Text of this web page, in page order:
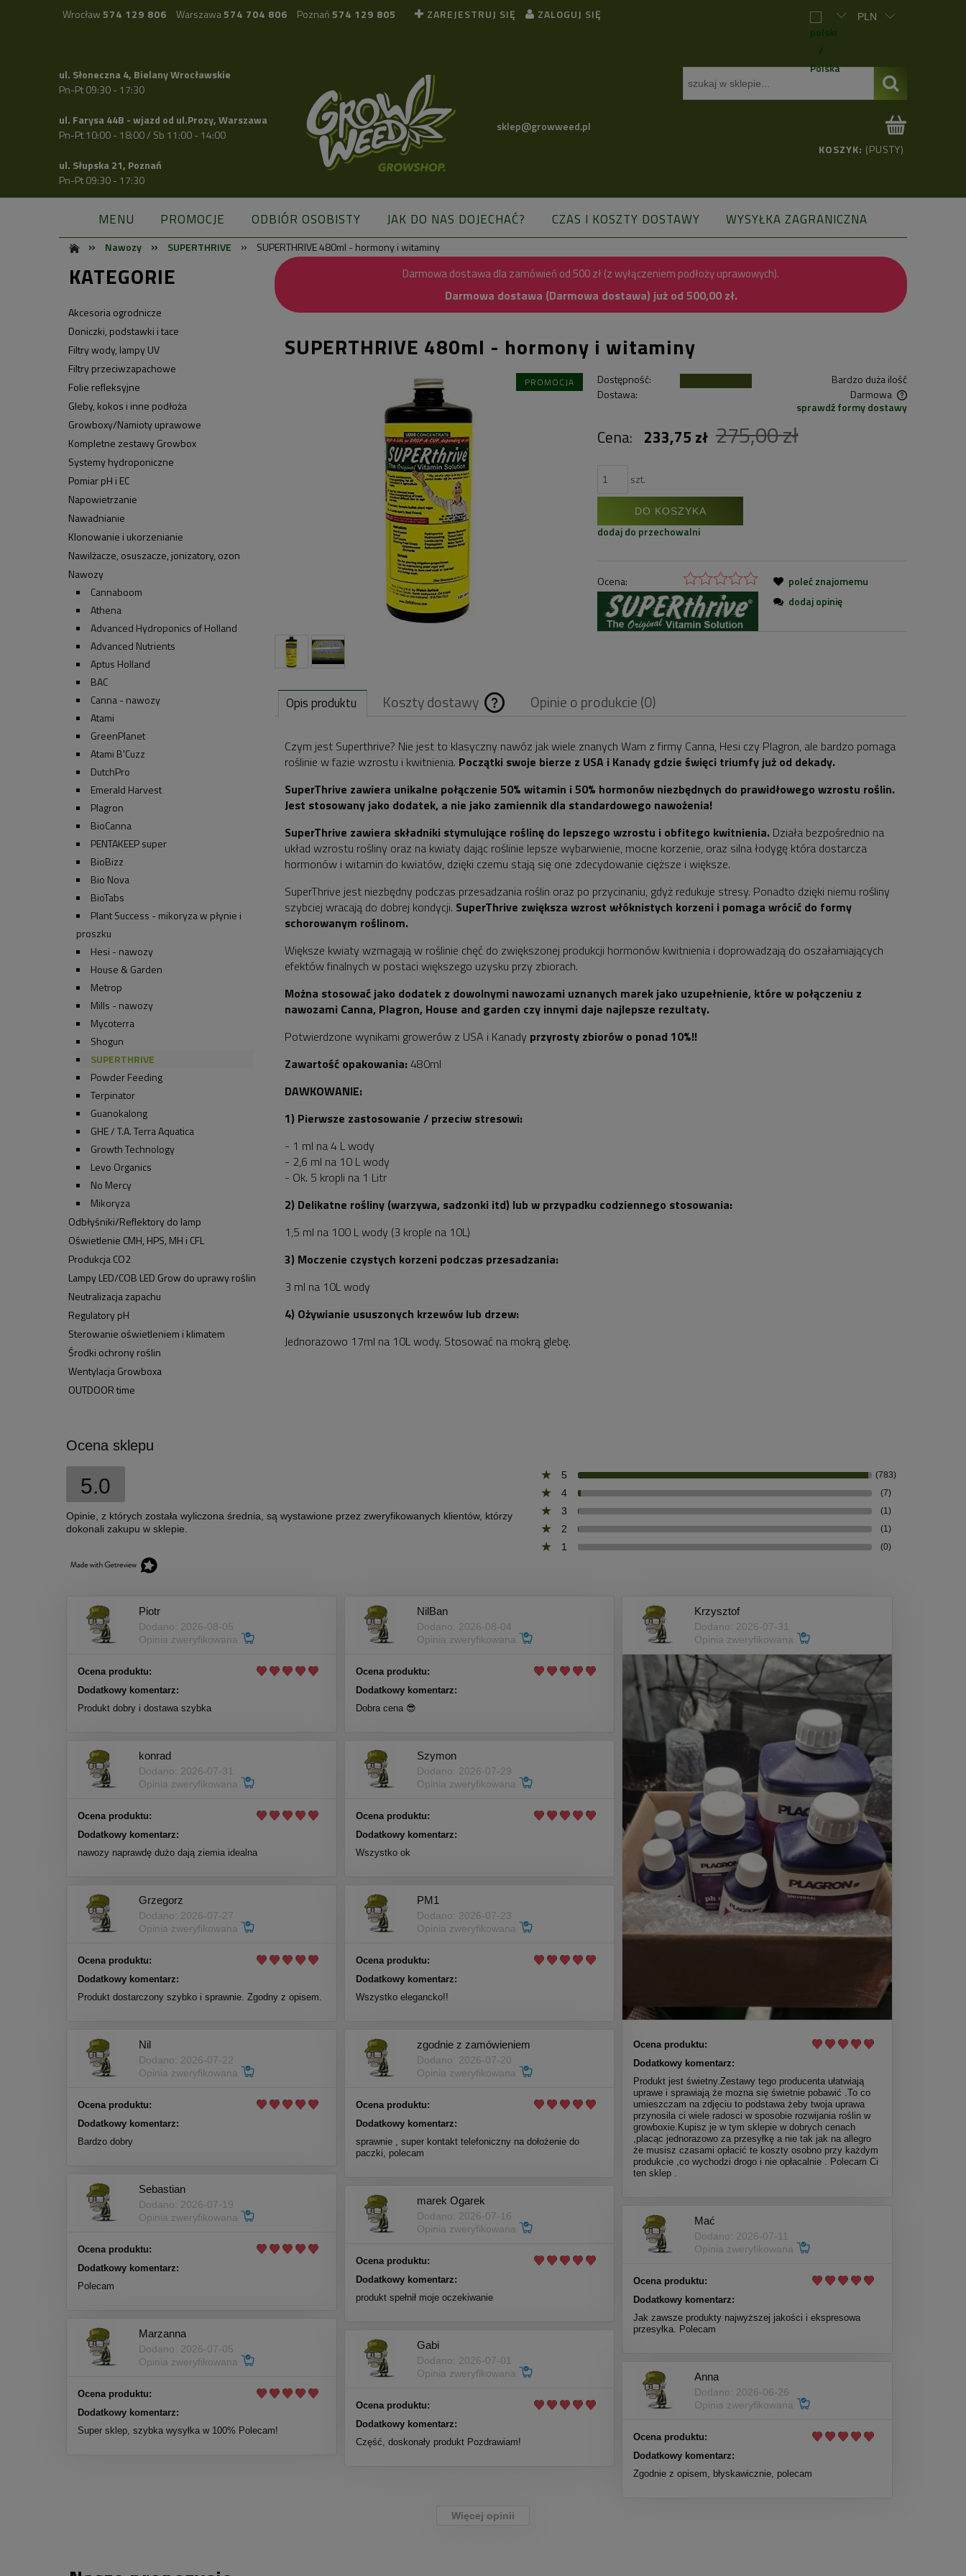
Wrocław 574 129 806 Warszawa574 704 806 Poznań 574 129 805 ZAREJESTRUJ SIĘ ZALOGUJ SIĘ
ul. Słoneczna 4, Bielany Wrocławskie
Pn-Pt 09:30 - 17:30
ul. Farysa 44B - wjazd od ul.Prozy, Warszawa
Pn-Pt 10:00 - 18:00 / Sb 11:00 - 14:00
ul. Słupska 21, Poznań
Pn-Pt 09:30 - 17:30
sklep@growweed.pl
KOSZYK: (PUSTY)
MENU PROMOCJE ODBIÓR OSOBISTY JAK DO NAS DOJECHAĆ? CZAS I KOSZTY DOSTAWY
WYSYŁKA ZAGRANICZNA
BLOG
» Nawozy » SUPERTHRIVE » SUPERTHRIVE 480ml - hormony i witaminy
KATEGORIE
Akcesoria ogrodnicze
Doniczki, podstawki i tace
Filtry wody, lampy UV
Filtry przeciwzapachowe
Folie refleksyjne
Gleby, kokos i inne podłoża
Growboxy/Namioty uprawowe
Kompletne zestawy Growbox
Systemy hydroponiczne
Pomiar pH i EC
Napowietrzanie
Nawadnianie
Klonowanie i ukorzenianie
Nawilżacze, osuszacze, jonizatory, ozon
Nawozy
Cannaboom
Athena
Advanced Hydroponics of Holland
Advanced Nutrients
Aptus Holland
BAC
Canna - nawozy
Atami
GreenPlanet
Atami B'Cuzz
DutchPro
Emerald Harvest
Plagron
BioCanna
PENTAKEEP super
BioBizz
Bio Nova
BioTabs
Plant Success - mikoryza w płynie i
proszku
Hesi - nawozy
House & Garden
Metrop
Mills - nawozy
Mycoterra
Shogun
SUPERTHRIVE
Powder Feeding
Terpinator
Guanokalong
GHE / T.A. Terra Aquatica
Growth Technology
Levo Organics
No Mercy
Mikoryza
Odbłyśniki/Reflektory do lamp
Oświetlenie CMH, HPS, MH i CFL
Produkcja CO2
Lampy LED/COB LED Grow do uprawy roślin
Neutralizacja zapachu
Regulatory pH
Sterowanie oświetleniem i klimatem
Środki ochrony roślin
Wentylacja Growboxa
OUTDOOR time
Darmowa dostawa dla zamówień od 500 zł (z wyłączeniem podłoży uprawowych).
Darmowa dostawa (Darmowa dostawa) już od 500,00 zł.
SUPERTHRIVE 480ml - hormony i witaminy
PROMOCJA Dostępność:
Bardzo duża ilość
Dostawa:
Darmowa
Cena nie zawiera ewentualnych kosztów
płatności
sprawdź formy dostawy
Cena: 233,75 zł 275,00 zł
szt.
DO KOSZYKA
dodaj do przechowalni
Ocena:
poleć znajomemu
dodaj opinię
Opis produktu Koszty dostawy
Cena nie zawiera
ewentualnych
kosztów płatności
Opinie o produkcie (0)
Czym jest Superthrive? Nie jest to klasyczny nawóz jak wiele znanych Wam z firmy Canna, Hesi czy Plagron, ale bardzo pomaga
roślinie w fazie wzrostu i kwitnienia. Początki swoje bierze z USA i Kanady gdzie święci triumfy już od dekady.
SuperThrive zawiera unikalne połączenie 50% witamin i 50% hormonów niezbędnych do prawidłowego wzrostu roślin.
Jest stosowany jako dodatek, a nie jako zamiennik dla standardowego nawożenia!
SuperThrive zawiera składniki stymulujące roślinę do lepszego wzrostu i obfitego kwitnienia. Działa bezpośrednio na
układ wzrostu rośliny oraz na kwiaty dając roślinie lepsze wybarwienie, mocne korzenie, oraz silna łodygę która dostarcza
hormonów i witamin do kwiatów, dzięki czemu stają się one zdecydowanie cięższe i większe.
SuperThrive jest niezbędny podczas przesadzania roślin oraz po przycinaniu, gdyż redukuje stresy. Ponadto dzięki niemu rośliny
szybciej wracają do dobrej kondycji. SuperThrive zwiększa wzrost włóknistych korzeni i pomaga wrócić do formy
schorowanym roślinom.
Większe kwiaty wzmagają w roślinie chęć do zwiększonej produkcji hormonów kwitnienia i doprowadzają do oszałamiających
efektów finalnych w postaci większego uzysku przy zbiorach.
Można stosować jako dodatek z dowolnymi nawozami uznanych marek jako uzupełnienie, które w połączeniu z
nawozami Canna, Plagron, House and garden czy innymi daje najlepsze rezultaty.
Potwierdzone wynikami growerów z USA i Kanady przyrosty zbiorów o ponad 10%!!
Zawartość opakowania: 480ml
DAWKOWANIE:
1) Pierwsze zastosowanie / przeciw stresowi:
- 1 ml na 4 L wody
- 2,6 ml na 10 L wody
- Ok. 5 kropli na 1 Litr
2) Delikatne rośliny (warzywa, sadzonki itd) lub w przypadku codziennego stosowania:
1,5 ml na 100 L wody (3 krople na 10L)
3) Moczenie czystych korzeni podczas przesadzania:
3 ml na 10L wody
4) Ożywianie ususzonych krzewów lub drzew:
Jednorazowo 17ml na 10L wody. Stosować na mokrą glebę.
Ocena sklepu
5.0
Opinie, z których została wyliczona średnia, są wystawione przez zweryfikowanych klientów, którzy
dokonali zakupu w sklepie.
5 (783)
4 (7)
3 (1)
2 (1)
1 (0)
Piotr
Dodano: 2026-08-05
Opinia zweryfikowana
Ocena produktu:
Dodatkowy komentarz:
Produkt dobry i dostawa szybka
NilBan
Dodano: 2026-08-04
Opinia zweryfikowana
Ocena produktu:
Dodatkowy komentarz:
Dobra cena 😎
Krzysztof
Dodano: 2026-07-31
Opinia zweryfikowana
Ocena produktu:
Dodatkowy komentarz:
Produkt jest świetny.Zestawy tego producenta ułatwiają
uprawe i sprawiają że mozna się świetnie pobawić .To co
umieszczam na zdjęciu to podstawa żeby twoja uprawa
przynosila ci wiele radosci w sposobie rozwijania roślin w
growboxie.Kupisz je w tym sklepie w dobrych cenach
,placąc jednorazowo za przesyłkę a nie tak jak na allegro
że musisz czasami opłacić te koszty osobno przy każdym
produkcie ,co wychodzi drogo i nie opłacalnie . Polecam Ci
ten sklep .
konrad
Dodano: 2026-07-31
Opinia zweryfikowana
Ocena produktu:
Dodatkowy komentarz:
nawozy naprawdę dużo dają ziemia idealna
Szymon
Dodano: 2026-07-29
Opinia zweryfikowana
Ocena produktu:
Dodatkowy komentarz:
Wszystko ok
Grzegorz
Dodano: 2026-07-27
Opinia zweryfikowana
Ocena produktu:
Dodatkowy komentarz:
Produkt dostarczony szybko i sprawnie. Zgodny z opisem.
PM1
Dodano: 2026-07-23
Opinia zweryfikowana
Ocena produktu:
Dodatkowy komentarz:
Wszystko elegancko!!
Nil
Dodano: 2026-07-22
Opinia zweryfikowana
Ocena produktu:
Dodatkowy komentarz:
Bardzo dobry
zgodnie z zamówieniem
Dodano: 2026-07-20
Opinia zweryfikowana
Ocena produktu:
Dodatkowy komentarz:
sprawnie , super kontakt telefoniczny na dołożenie do
paczki, polecam
Sebastian
Dodano: 2026-07-19
Opinia zweryfikowana
Ocena produktu:
Dodatkowy komentarz:
Polecam
marek Ogarek
Dodano: 2026-07-16
Opinia zweryfikowana
Ocena produktu:
Dodatkowy komentarz:
produkt spełnił moje oczekiwanie
Mać
Dodano: 2026-07-11
Opinia zweryfikowana
Ocena produktu:
Dodatkowy komentarz:
Jak zawsze produkty najwyższej jakości i ekspresowa
przesyłka. Polecam
Marzanna
Dodano: 2026-07-05
Opinia zweryfikowana
Ocena produktu:
Dodatkowy komentarz:
Super sklep, szybka wysyłka w 100% Polecam!
Gabi
Dodano: 2026-07-01
Opinia zweryfikowana
Ocena produktu:
Dodatkowy komentarz:
Część, doskonały produkt Pozdrawiam!
Anna
Dodano: 2026-06-26
Opinia zweryfikowana
Ocena produktu:
Dodatkowy komentarz:
Zgodnie z opisem, błyskawicznie, polecam
Więcej opinii